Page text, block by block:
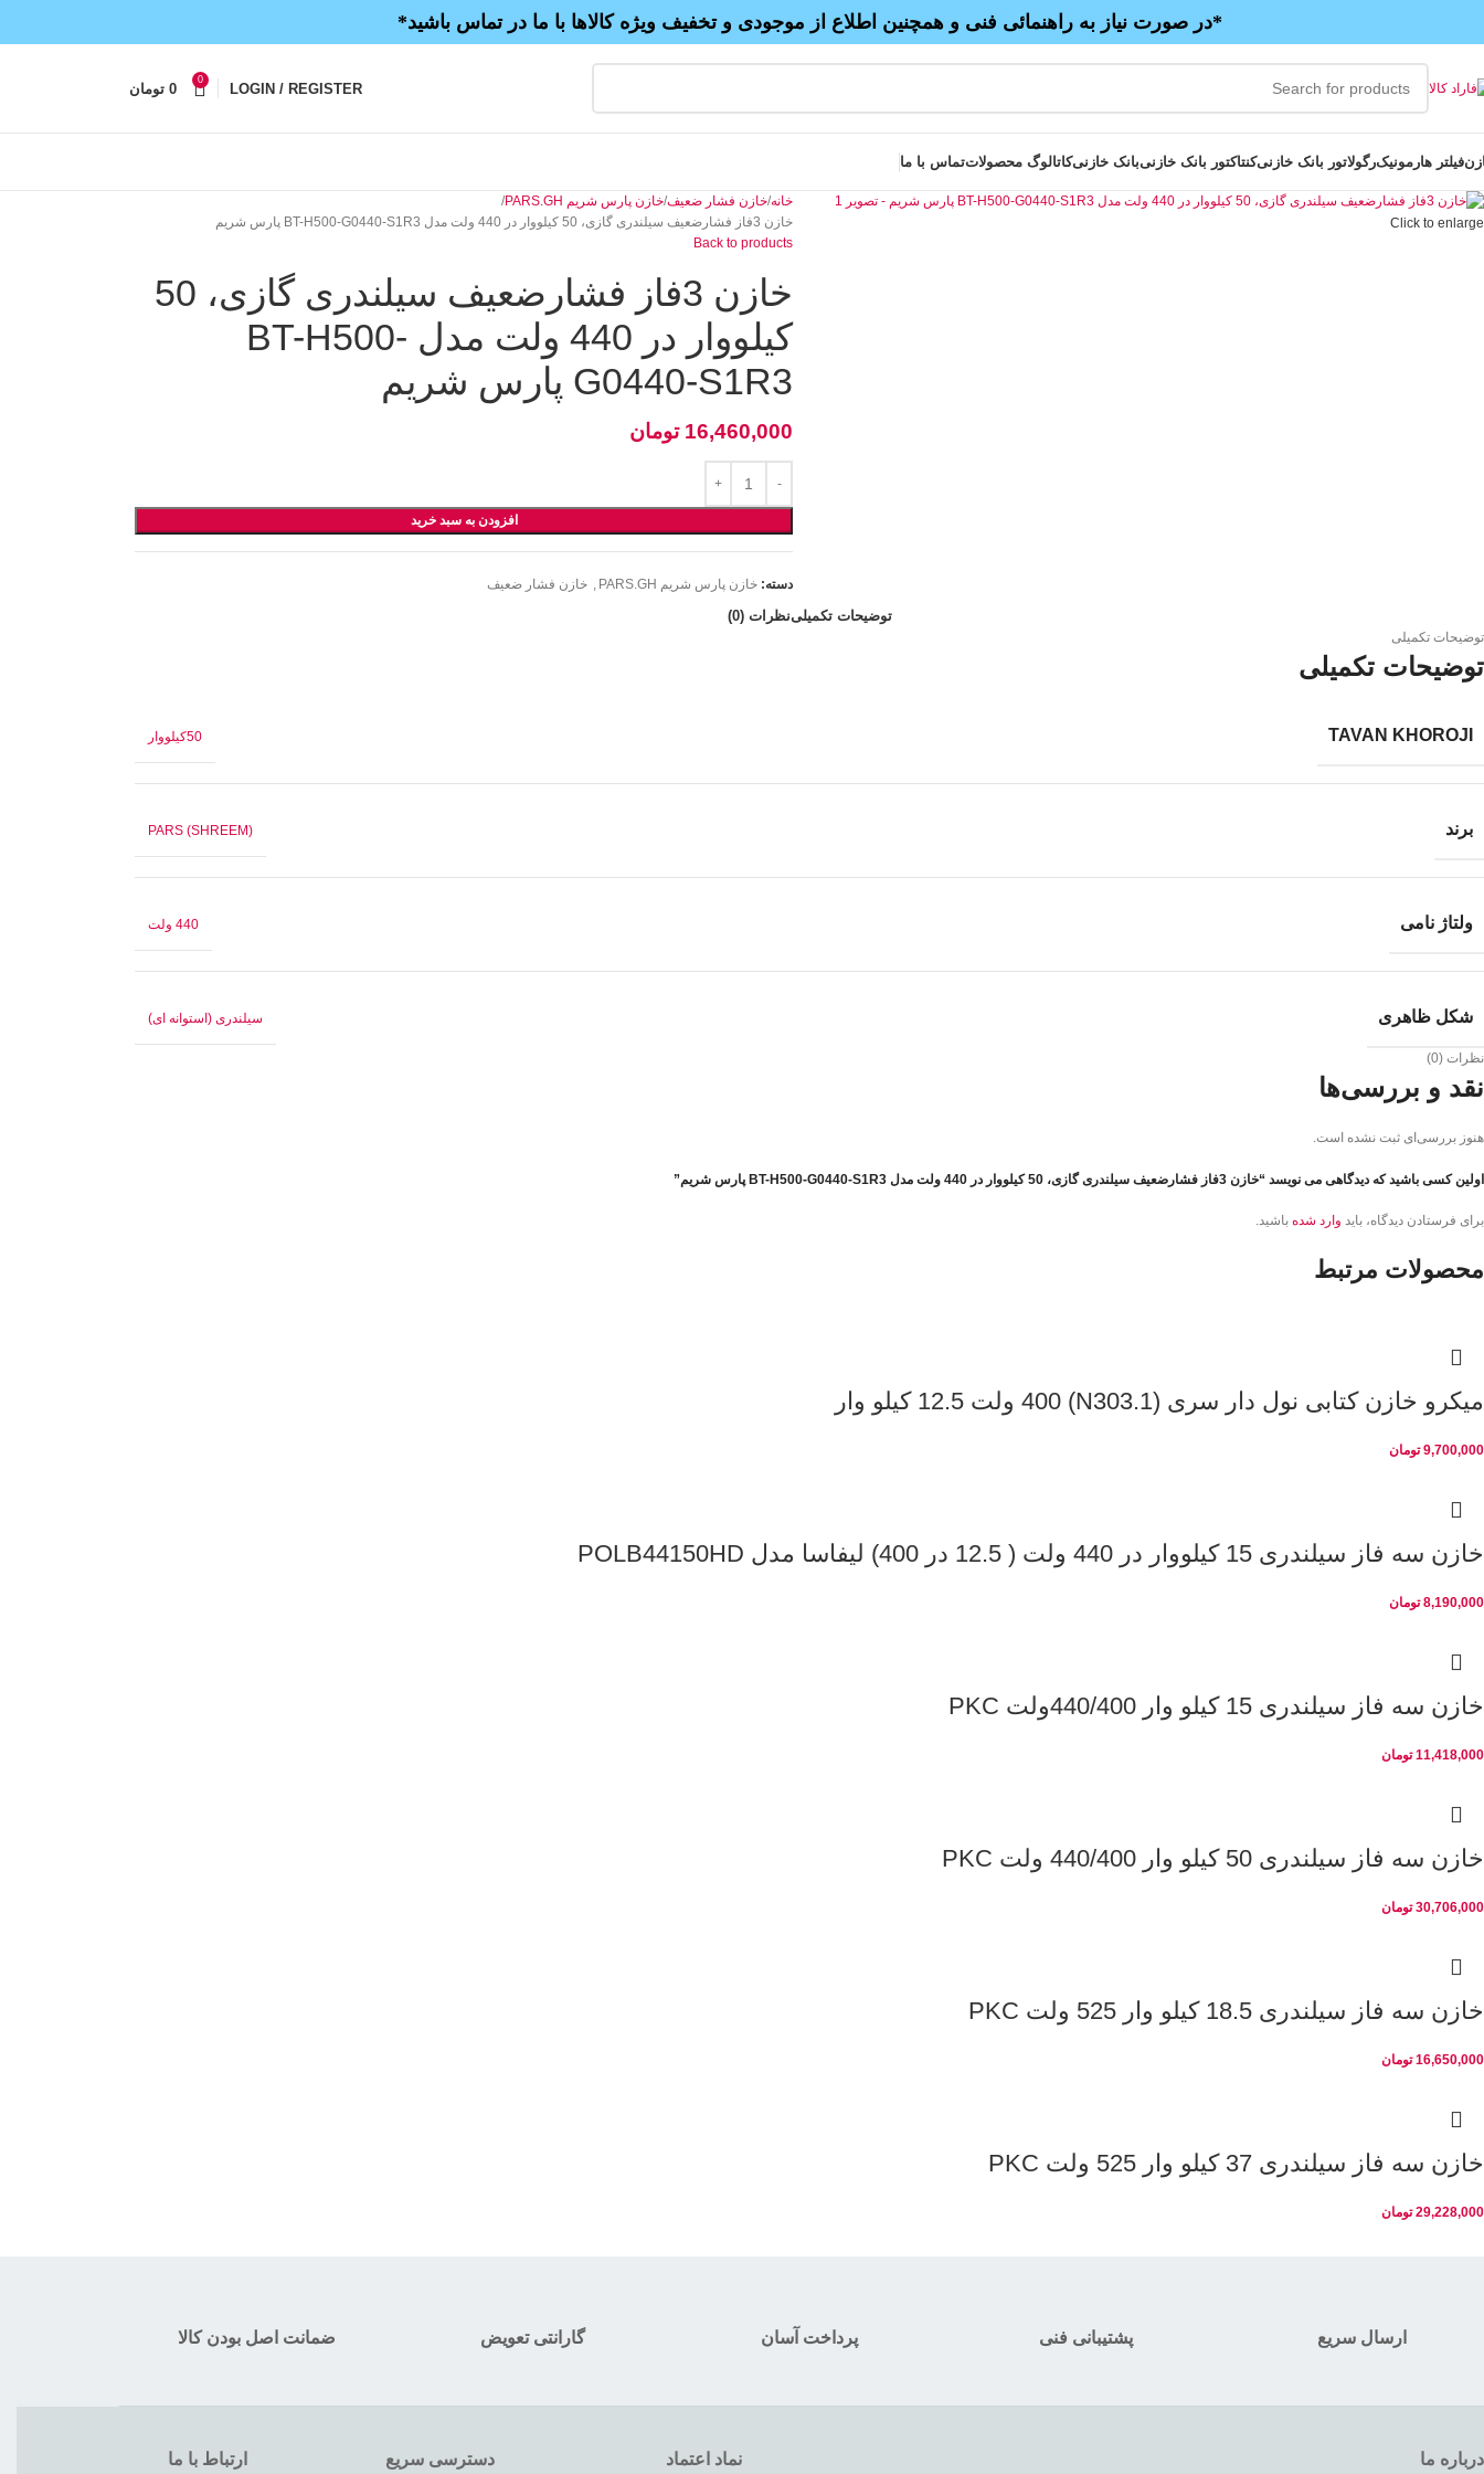
*در صورت نیاز به راهنمائی فنی و همچنین اطلاع از موجودی و تخفیف ویژه کالاها با ما در تماس باشید*
LOGIN / REGISTER
0
0 تومان
فیلتر هارمونیکرگولاتور بانک خازنیکنتاکتور بانک خازنیبانک خازنیکاتالوگ محصولاتتماس با ما
Click to enlarge
خانه خازن فشار ضعیف خازن پارس شریم PARS.GH
خازن 3فاز فشارضعیف سیلندری گازی، 50 کیلووار در 440 ولت مدل BT-H500-G0440-S1R3 پارس شریم
Back to products
خازن 3فاز فشارضعیف سیلندری گازی، 50
کیلووار در 440 ولت مدل BT-H500-
G0440-S1R3 پارس شریم
16,460,000 تومان
افزودن به سبد خرید
دسته: خازن پارس شریم PARS.GH , خازن فشار ضعیف
توضیحات تکمیلینظرات (0)
توضیحات تکمیلی
توضیحات تکمیلی
TAVAN KHOROJI 50کیلووار
برند (PARS (SHREEM
ولتاژ نامی 440 ولت
شکل ظاهری سیلندری (استوانه ای)
نظرات (0)
نقد و بررسی‌ها
هنوز بررسی‌ای ثبت نشده است.
اولین کسی باشید که دیدگاهی می نویسد “خازن 3فاز فشارضعیف سیلندری گازی، 50 کیلووار در 440 ولت مدل BT-H500-G0440-S1R3 پارس شریم”
برای فرستادن دیدگاه، باید وارد شده باشید.
محصولات مرتبط
میکرو خازن کتابی نول دار سری (N303.1) 400 ولت 12.5 کیلو وار
9,700,000 تومان
خازن سه فاز سیلندری 15 کیلووار در 440 ولت ( 12.5 در 400) لیفاسا مدل POLB44150HD
8,190,000 تومان
خازن سه فاز سیلندری 15 کیلو وار 440/400ولت PKC
11,418,000 تومان
خازن سه فاز سیلندری 50 کیلو وار 440/400 ولت PKC
30,706,000 تومان
خازن سه فاز سیلندری 18.5 کیلو وار 525 ولت PKC
16,650,000 تومان
خازن سه فاز سیلندری 37 کیلو وار 525 ولت PKC
29,228,000 تومان
ضمانت اصل بودن کالا گارانتی تعویض پرداخت آسان پشتیبانی فنی ارسال سریع
درباره ما نماد اعتماد دسترسی سریع ارتباط با ما